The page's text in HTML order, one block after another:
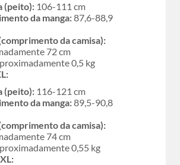
(peito): 106-111 cm
da manga:87,6-88,9
da camisa):
72 cm
0,5 kg
(peito): 116-121 cm
da manga:89,5-90,8
da camisa):
74 cm
0,55 kg